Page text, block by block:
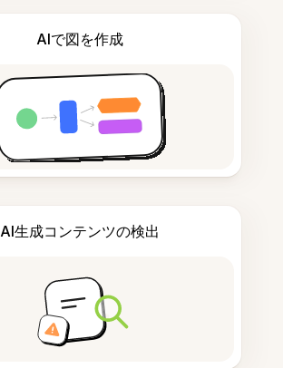
AIで図を作成
AI生成コンテンツの検出